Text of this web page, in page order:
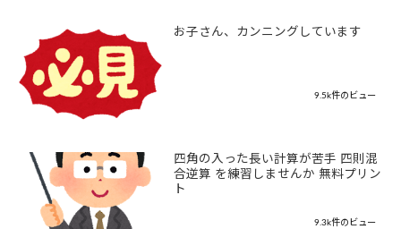
お子さん、カンニングしています
9.5k件のビュー
四角の入った長い計算が苦手 四則混
合逆算 を練習しませんか 無料プリン
ト
9.3k件のビュー